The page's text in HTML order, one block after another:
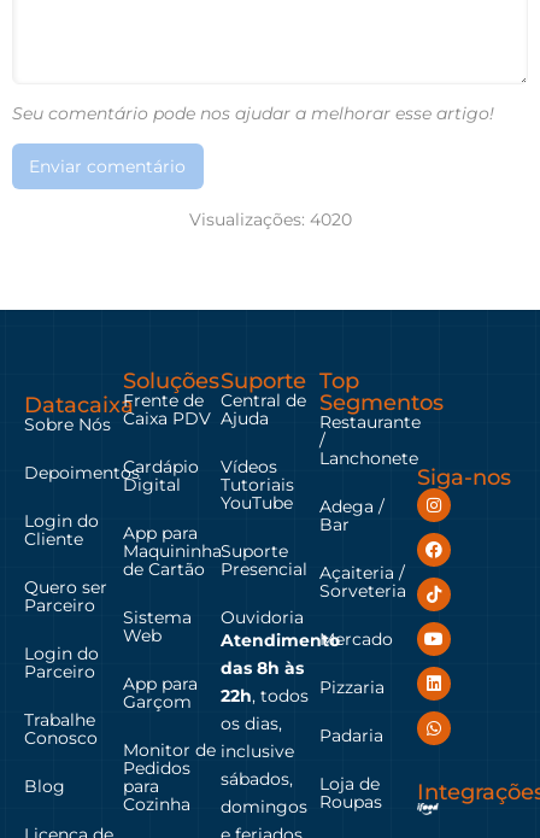
Seu comentário pode nos ajudar a melhorar esse artigo!
Enviar comentário
Visualizações: 4020
Datacaixa
Sobre Nós
Depoimentos
Login do
Cliente
Quero ser
Parceiro
Login do
Parceiro
Trabalhe
Conosco
Blog
Soluções
Frente de
Caixa PDV
Cardápio
Digital
App para
Maquininha
de Cartão
Sistema
Web
App para
Garçom
Monitor de
Pedidos
para
Cozinha
Suporte
Central de
Ajuda
Vídeos
Tutoriais
YouTube
Suporte
Presencial
Ouvidoria
Atendimento
das 8h às
22h, todos
os dias,
inclusive
sábados,
domingos
Top
Segmentos
Restaurante
/
Lanchonete
Adega /
Bar
Açaiteria /
Sorveteria
Mercado
Pizzaria
Padaria
Loja de
Roupas
Siga-nos